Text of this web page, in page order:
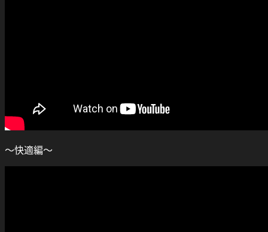
～快適編～